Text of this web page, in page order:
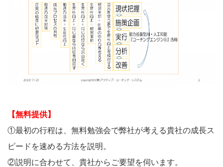
【無料提供】
①最初の行程は、無料勉強会で弊社が考える貴社の成長ス
ピードを速める方法を説明。
②説明に合わせて、貴社からご要望を伺います。